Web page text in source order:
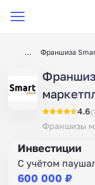
Франшиза
4.6
Франшизы
Инвестиции
С учётом
600 000 ₽